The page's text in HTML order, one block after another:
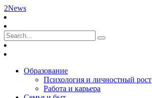
2News
Образование
Психология и личностный рост
Работа и карьера